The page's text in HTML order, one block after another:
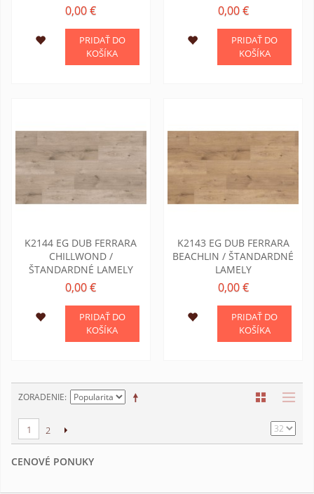
0,00 €
PRIDAŤ DO
KOŠÍKA
0,00 €
PRIDAŤ DO
KOŠÍKA
K2144 EG DUB FERRARA
CHILLWOND /
ŠTANDARDNÉ LAMELY
0,00 €
PRIDAŤ DO
KOŠÍKA
K2143 EG DUB FERRARA
BEACHLIN / ŠTANDARDNÉ
LAMELY
0,00 €
PRIDAŤ DO
KOŠÍKA
ZORADENIE
1 2
CENOVÉ PONUKY